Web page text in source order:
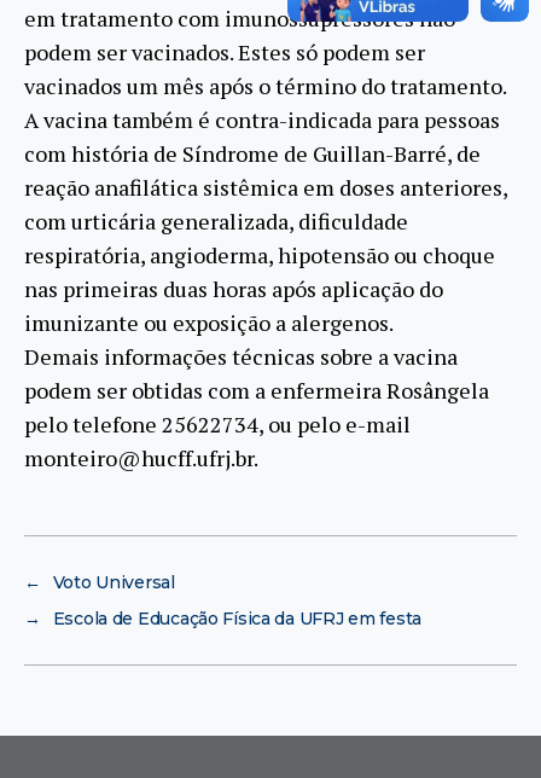
em tratamento com imunossupressores não
podem ser vacinados. Estes só podem ser
vacinados um mês após o término do tratamento.
A vacina também é contra-indicada para pessoas
com história de Síndrome de Guillan-Barré, de
reação anafilática sistêmica em doses anteriores,
com urticária generalizada, dificuldade
respiratória, angioderma, hipotensão ou choque
nas primeiras duas horas após aplicação do
imunizante ou exposição a alergenos.
Demais informações técnicas sobre a vacina
podem ser obtidas com a enfermeira Rosângela
pelo telefone 25622734, ou pelo e-mail
monteiro@hucff.ufrj.br.
←
Voto Universal
→
Escola de Educação Física da UFRJ em festa